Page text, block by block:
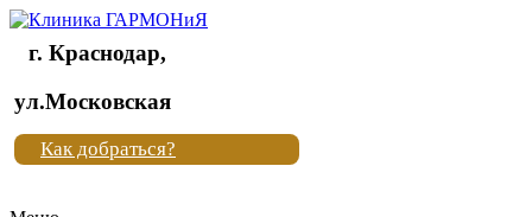
Клиника
"Новая
жизнь"
г. Краснодар,
ул.Московская
Как добраться?